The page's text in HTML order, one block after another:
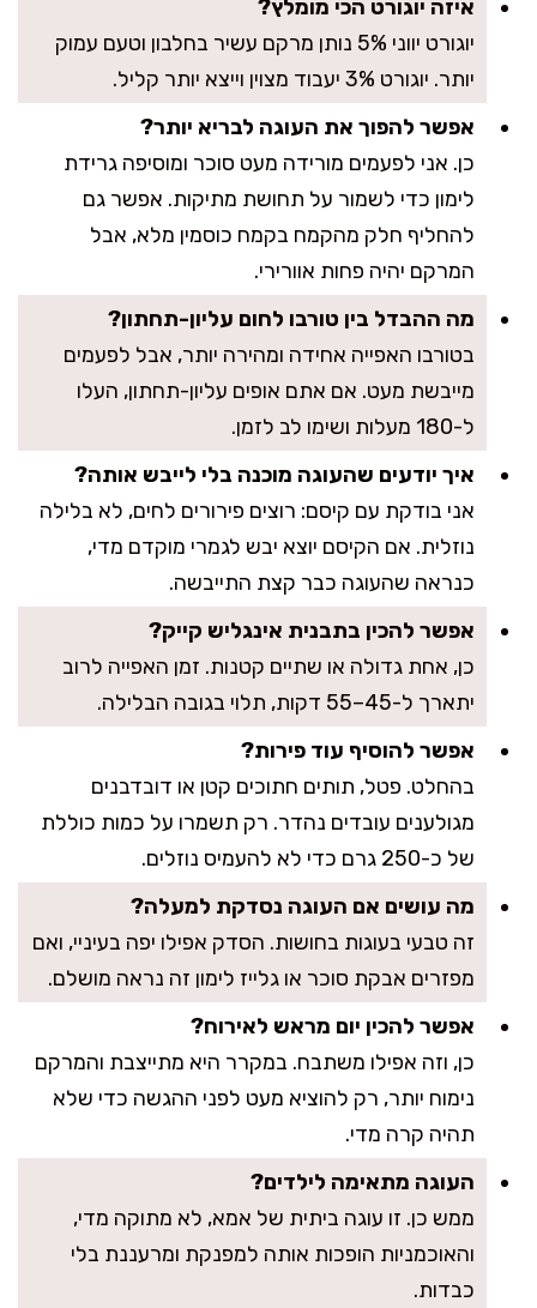
איזה יוגורט הכי מומלץ?
יוגורט יווני 5% נותן מרקם עשיר בחלבון וטעם עמוק
יותר. יוגורט 3% יעבוד מצוין וייצא יותר קליל.
אפשר להפוך את העוגה לבריא יותר?
כן. אני לפעמים מורידה מעט סוכר ומוסיפה גרידת
לימון כדי לשמור על תחושת מתיקות. אפשר גם
להחליף חלק מהקמח בקמח כוסמין מלא, אבל
המרקם יהיה פחות אוורירי.
מה ההבדל בין טורבו לחום עליון-תחתון?
בטורבו האפייה אחידה ומהירה יותר, אבל לפעמים
מייבשת מעט. אם אתם אופים עליון-תחתון, העלו
ל-180 מעלות ושימו לב לזמן.
איך יודעים שהעוגה מוכנה בלי לייבש אותה?
אני בודקת עם קיסם: רוצים פירורים לחים, לא בלילה
נוזלית. אם הקיסם יוצא יבש לגמרי מוקדם מדי,
כנראה שהעוגה כבר קצת התייבשה.
אפשר להכין בתבנית אינגליש קייק?
כן, אחת גדולה או שתיים קטנות. זמן האפייה לרוב
יתארך ל-45–55 דקות, תלוי בגובה הבלילה.
אפשר להוסיף עוד פירות?
בהחלט. פטל, תותים חתוכים קטן או דובדבנים
מגולענים עובדים נהדר. רק תשמרו על כמות כוללת
של כ-250 גרם כדי לא להעמיס נוזלים.
מה עושים אם העוגה נסדקת למעלה?
זה טבעי בעוגות בחושות. הסדק אפילו יפה בעיניי, ואם
מפזרים אבקת סוכר או גלייז לימון זה נראה מושלם.
אפשר להכין יום מראש לאירוח?
כן, וזה אפילו משתבח. במקרר היא מתייצבת והמרקם
נימוח יותר, רק להוציא מעט לפני ההגשה כדי שלא
תהיה קרה מדי.
העוגה מתאימה לילדים?
ממש כן. זו עוגה ביתית של אמא, לא מתוקה מדי,
והאוכמניות הופכות אותה למפנקת ומרעננת בלי
כבדות.